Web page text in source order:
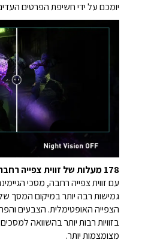
יומכם על ידי חשיפת הפרטים
178 מעלות של זווית צפייה רחבה
גמישות רבה יותר במיקום המסך
הצפייה האופטימלית. הצבעים
בזוויות רבות יותר בהשוואה
מצומצמות יותר.